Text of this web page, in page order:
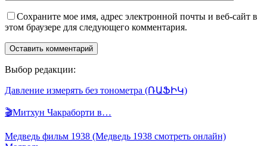
Сохраните мое имя, адрес электронной почты и веб-сайт в
этом браузере для следующего комментария.
Выбор редакции:
Давление измерять без тонометра (ՌԱՖԻԿ)
🎬Митхун Чакраборти в…
Медведь фильм 1938 (Медведь 1938 смотреть онлайн)